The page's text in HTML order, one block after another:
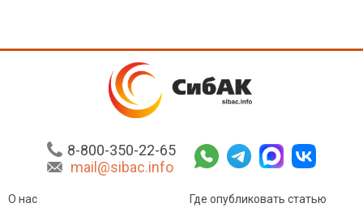
8-800-350-22-65
mail@sibac.info
О нас
Где опубликовать статью